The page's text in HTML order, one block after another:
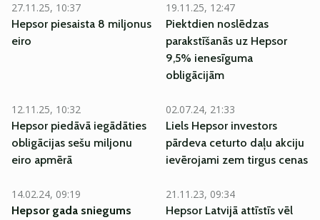
27.11.25, 10:37
Hepsor piesaista 8 miljonus
eiro
19.11.25, 12:47
Piektdien noslēdzas
parakstīšanās uz Hepsor
9,5% ienesīguma
obligācijām
12.11.25, 10:32
Hepsor piedāvā iegādāties
obligācijas sešu miljonu
eiro apmērā
02.07.24, 21:33
Liels Hepsor investors
pārdeva ceturto daļu akciju
ievērojami zem tirgus cenas
14.02.24, 09:19
Hepsor gada sniegums
21.11.23, 09:34
Hepsor Latvijā attīstīs vēl